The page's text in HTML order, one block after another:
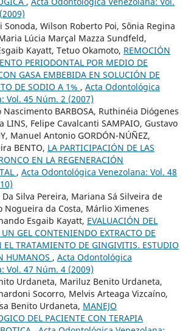
Sonoda, Wilson Roberto Poi, Sônia Regina
Lúcia Marçal Mazza Sundfeld,
Kayatt, Tetuo Okamoto, REMOCIÓN
PERIODONTAL POR MEDIO DE
GASA EMBEBIDA EN SOLUCIÓN DE
DE SODIO A 1% , Acta Odontológica
Vol. 45 Núm. 2 (2007)
BARBOSA, Ruthinéia Diógenes
LINS, Felipe Cavalcanti SAMPAIO, Gustavo
Manuel Antonio GORDÓN-NÚÑEZ,
BENTO, LA PARTICIPACIÓN DE LAS
EN LA REGENERACIÓN
, Acta Odontológica Venezolana: Vol. 48
Silva Pereira, Mariana Sá Silveira de
Nogueira da Costa, Márlio Ximenes
Esgaib Kayatt, EVALUACIÓN DEL
UN GEL CONTENIENDO EXTRACTO DE
EL TRATAMIENTO DE GINGIVITIS. ESTUDIO
HUMANOS , Acta Odontológica
Vol. 47 Núm. 4 (2009)
Urdaneta, Mariluz Benito Urdaneta,
Socorro, Melvis Arteaga Vizcaíno,
Benito Urdaneta, MANEJO
DEL PACIENTE CON TERAPIA